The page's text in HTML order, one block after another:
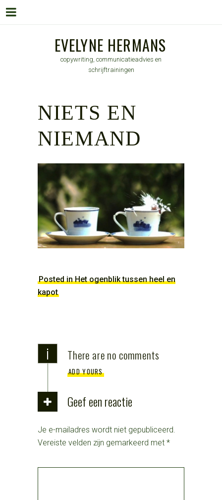
EVELYNE HERMANS
copywriting, communicatieadvies en
schrijftrainingen
NIETS EN
NIEMAND
Posted in Het ogenblik tussen heel en
kapot
i There are no comments
ADD YOURS
Geef een reactie
Je e-mailadres wordt niet gepubliceerd.
Vereiste velden zijn gemarkeerd met *
Menu